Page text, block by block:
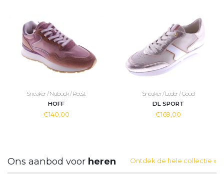
Sneaker / Nubuck / Roest
HOFF
€140,00
Sneaker / Leder / Goud
DL SPORT
€169,00
Ons aanbod voor heren Ontdek de hele collectie »